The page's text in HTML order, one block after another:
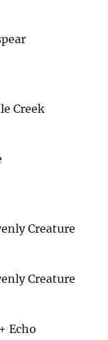
Creek
Creature
Creature
Echo